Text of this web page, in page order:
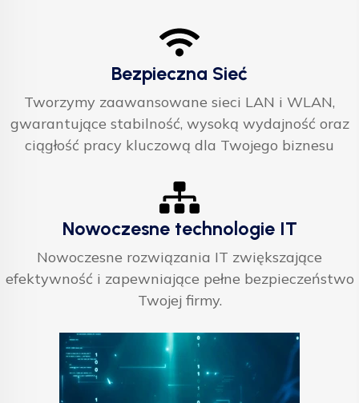
Bezpieczna Sieć
Tworzymy zaawansowane sieci LAN i WLAN,
gwarantujące stabilność, wysoką wydajność oraz
ciągłość pracy kluczową dla Twojego biznesu
Nowoczesne technologie IT
Nowoczesne rozwiązania IT zwiększające
efektywność i zapewniające pełne bezpieczeństwo
Twojej firmy.